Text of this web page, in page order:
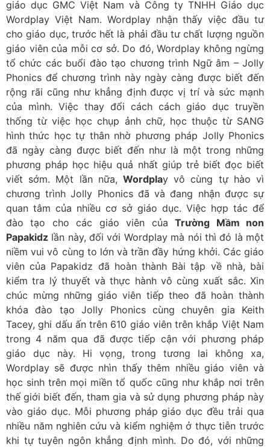
giáo dục GMC Việt Nam và Công ty TNHH Giáo dục
Wordplay Việt Nam. Wordplay nhận thấy việc đầu tư
cho giáo dục, trước hết là phải đầu tư chất lượng nguồn
giáo viên của mỗi cơ sở. Do đó, Wordplay không ngừng
tổ chức các buổi đào tạo chương trình Ngữ âm – Jolly
Phonics để chương trình này ngày càng được biết đến
rộng rãi cũng như khẳng định được vị trí và sức mạnh
của mình. Việc thay đổi cách cách giáo dục truyền
thống từ việc học chụp ảnh chữ, học thuộc từ SANG
hình thức học tự thân nhờ phương pháp Jolly Phonics
đã ngày càng được biết đến như là một trong những
phương pháp học hiệu quả nhất giúp trẻ biết đọc biết
viết sớm. Một lần nữa, Wordplay vô cùng tự hào vì
chương trình Jolly Phonics đã và đang nhận được sự
quan tâm của nhiều cơ sở giáo dục. Việc hợp tác để
đào tạo cho các giáo viên củaTrường Mầm non
Papakidz lần này, đối với Wordplay mà nói thì đó là một
niềm vui vô cùng to lớn và trần đầy hứng khởi. Các giáo
viên của Papakidz đã hoàn thành Bài tập về nhà, bài
kiểm tra lý thuyết và thực hành vô cùng xuất sắc. Xin
chúc mừng những giáo viên tiếp theo đã hoàn thành
khóa đào tạo Jolly Phonics cùng chuyên gia Keith
Tacey, ghi dấu ấn trên 610 giáo viên trên khắp Việt Nam
trong 4 năm qua đã được tiếp cận với phương pháp
giáo dục này. Hi vọng, trong tương lai không xa,
Wordplay sẽ được nhìn thấy thêm nhiều giáo viên và
học sinh trên mọi miền tổ quốc cũng như khắp nơi trên
thế giới biết đến, tham gia và sử dụng phương pháp này
vào giáo dục. Mỗi phương pháp giáo dục đều trải qua
nhiều năm nghiên cứu và kiểm nghiệm ở thực tiễn trước
khi tự tuyên ngôn khẳng định mình. Do đó, với những